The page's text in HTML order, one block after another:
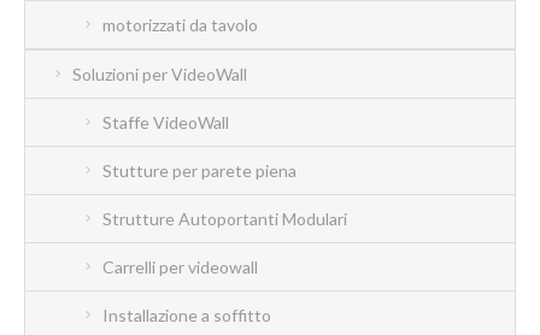
motorizzati da tavolo
Soluzioni per VideoWall
Staffe VideoWall
Stutture per parete piena
Strutture Autoportanti Modulari
Carrelli per videowall
Installazione a soffitto